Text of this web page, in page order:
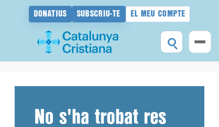
DONATIUS SUBSCRIU-TE EL MEU COMPTE
No s'ha trobat res